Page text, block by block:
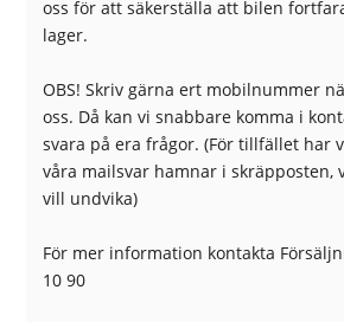
oss för att säkerställa att bilen
lager.
OBS! Skriv gärna ert mobilnummer
oss. Då kan vi snabbare komma i
svara på era frågor. (För tillfället har
våra mailsvar hamnar i skräpposten,
vill undvika)
För mer information kontakta
10 90